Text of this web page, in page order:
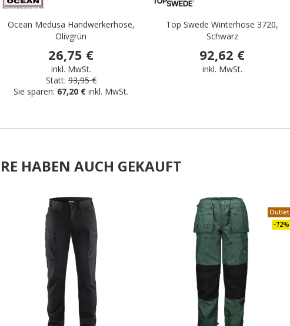
Ocean Medusa Handwerkerhose,
Olivgrün
26,75 €
inkl. MwSt.
Statt: 93,95 €
Sie sparen: 67,20 € inkl. MwSt.
Top Swede Winterhose 3720,
Schwarz
92,62 €
inkl. MwSt.
HABEN AUCH GEKAUFT
Outlet
-72%